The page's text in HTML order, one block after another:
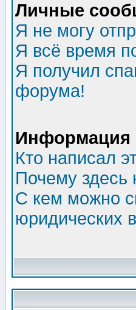
Личные
Я не могу
Я всё время
Я получил
форума!
Информация
Кто написал
Почему здесь
С кем можно
юридических